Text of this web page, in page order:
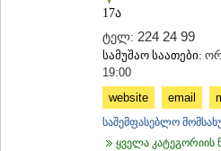
17ა
ტელ: 224 24 99
სამუშაო საათები:
19:00
website
email
საშემფასებლო
ყველა კატეგორიის